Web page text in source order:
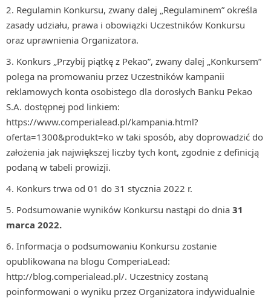
Regulamin Konkursu, zwany dalej „Regulaminem” określa
zasady udziału, prawa i obowiązki Uczestników Konkursu
oraz uprawnienia Organizatora.
Konkurs „Przybij piątkę z Pekao”, zwany dalej „Konkursem”
polega na promowaniu przez Uczestników kampanii
reklamowych konta osobistego dla dorosłych Banku Pekao
S.A. dostępnej pod linkiem:
https://www.comperialead.pl/kampania.html?
oferta=1300&produkt=ko w taki sposób, aby doprowadzić do
założenia jak największej liczby tych kont, zgodnie z definicją
podaną w tabeli prowizji.
Konkurs trwa od 01 do 31 stycznia 2022 r.
Podsumowanie wyników Konkursu nastąpi do dnia 31
marca 2022.
Informacja o podsumowaniu Konkursu zostanie
opublikowana na blogu ComperiaLead:
http://blog.comperialead.pl/. Uczestnicy zostaną
poinformowani o wyniku przez Organizatora indywidualnie